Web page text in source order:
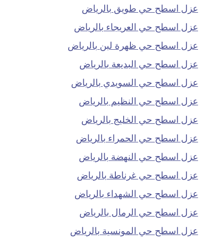
عزل اسطح حي طويق بالرياض
عزل اسطح حي العريجاء بالرياض
عزل اسطح حي ظهرة لبن بالرياض
عزل اسطح حي البديعة بالرياض
عزل اسطح حي السويدي بالرياض
عزل اسطح حي النظيم بالرياض
عزل اسطح حي الخليج بالرياض
عزل اسطح حي الحمراء بالرياض
عزل اسطح حي النهضة بالرياض
عزل اسطح حي غرناطة بالرياض
عزل اسطح حي الشهداء بالرياض
عزل اسطح حي الرمال بالرياض
عزل اسطح حي المونسية بالرياض